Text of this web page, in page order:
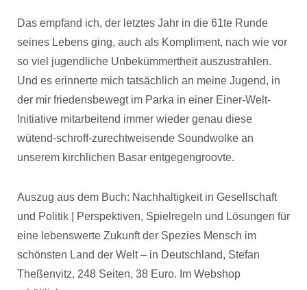
Das empfand ich, der letztes Jahr in die 61te Runde
seines Lebens ging, auch als Kompliment, nach wie vor
so viel jugendliche Unbekümmertheit auszustrahlen.
Und es erinnerte mich tatsächlich an meine Jugend, in
der mir friedensbewegt im Parka in einer Einer-Welt-
Initiative mitarbeitend immer wieder genau diese
wütend-schroff-zurechtweisende Soundwolke an
unserem kirchlichen Basar entgegengroovte.
Auszug aus dem Buch: Nachhaltigkeit in Gesellschaft
und Politik | Perspektiven, Spielregeln und Lösungen für
eine lebenswerte Zukunft der Spezies Mensch im
schönsten Land der Welt – in Deutschland, Stefan
Theßenvitz, 248 Seiten, 38 Euro. Im Webshop